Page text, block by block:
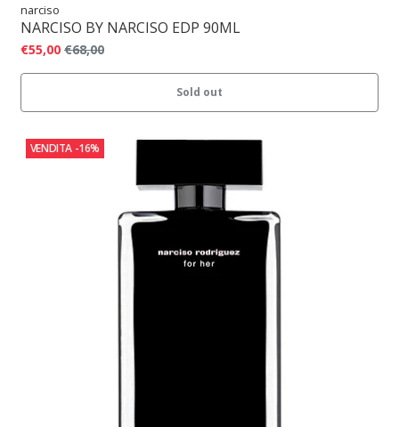
narciso
NARCISO BY NARCISO EDP 90ML
€55,00 €68,00
Sold out
VENDITA -16%